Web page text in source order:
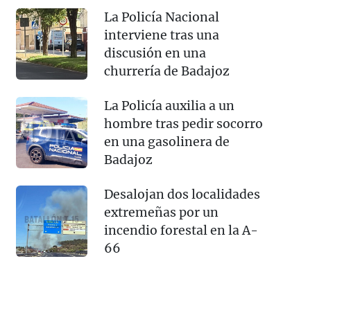
La Policía Nacional
interviene tras una
discusión en una
churrería de Badajoz
La Policía auxilia a un
hombre tras pedir socorro
en una gasolinera de
Badajoz
Desalojan dos localidades
extremeñas por un
incendio forestal en la A-
66